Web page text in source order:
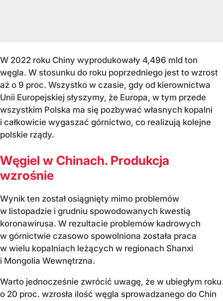
W 2022 roku Chiny wyprodukowały 4,496 mld ton
węgla. W stosunku do roku poprzedniego jest to wzrost
aż o 9 proc. Wszystko w czasie, gdy od kierownictwa
Unii Europejskiej słyszymy, że Europa, w tym przede
wszystkim Polska ma się pozbywać własnych kopalni
i całkowicie wygaszać górnictwo, co realizują kolejne
polskie rządy.
Węgiel w Chinach. Produkcja
wzrośnie
Wynik ten został osiągnięty mimo problemów
w listopadzie i grudniu spowodowanych kwestią
koronawirusa. W rezultacie problemów kadrowych
w górnictwie czasowo spowolniona została praca
w wielu kopalniach leżących w regionach Shanxi
i Mongolia Wewnętrzna.
Warto jednocześnie zwrócić uwagę, że w ubiegłym roku
o 20 proc. wzrosła ilość węgla sprowadzanego do Chin